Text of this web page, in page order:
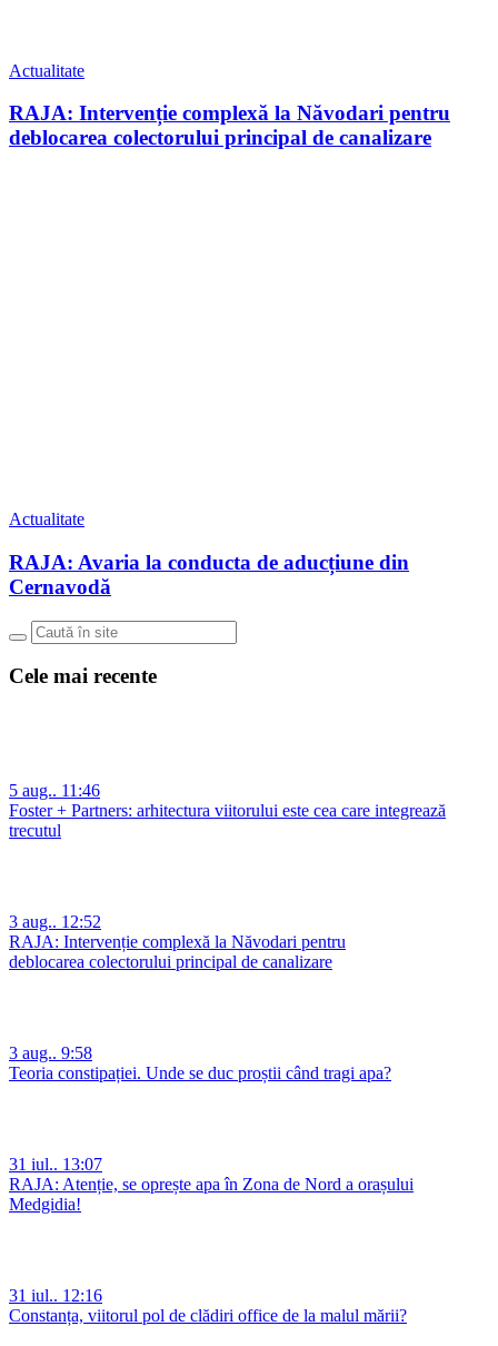
Actualitate
RAJA: Intervenție complexă la Năvodari pentru
deblocarea colectorului principal de canalizare
Actualitate
RAJA: Avaria la conducta de aducțiune din
Cernavodă
Cele mai recente
5 aug.. 11:46
Foster + Partners: arhitectura viitorului este cea care integrează
trecutul
3 aug.. 12:52
RAJA: Intervenție complexă la Năvodari pentru
deblocarea colectorului principal de canalizare
3 aug.. 9:58
Teoria constipației. Unde se duc proștii când tragi apa?
31 iul.. 13:07
RAJA: Atenție, se oprește apa în Zona de Nord a orașului
Medgidia!
31 iul.. 12:16
Constanța, viitorul pol de clădiri office de la malul mării?